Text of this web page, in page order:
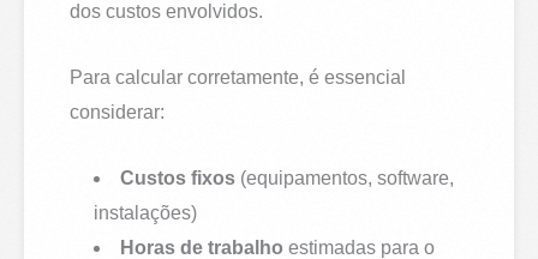
dos custos envolvidos.
Para calcular corretamente, é essencial
considerar:
Custos fixos (equipamentos, software,
instalações)
Horas de trabalho estimadas para o